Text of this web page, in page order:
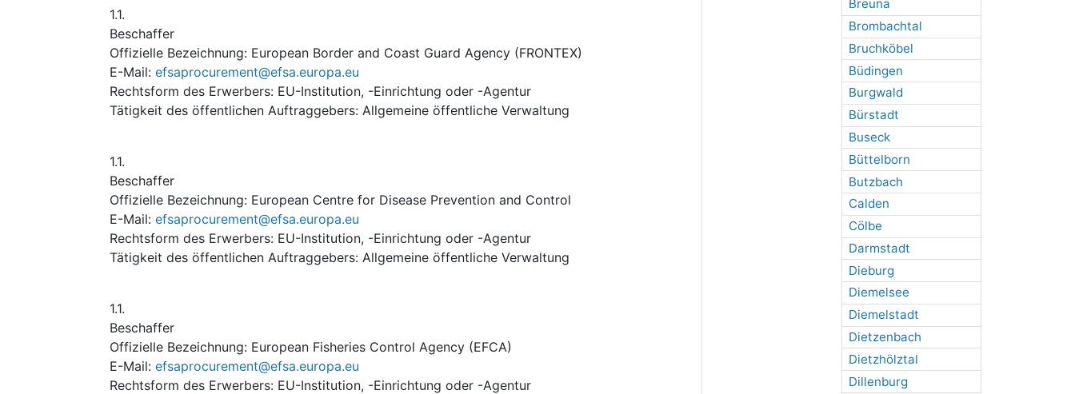
Breuna
Brombachtal
Bruchköbel
Büdingen
Burgwald
Bürstadt
Buseck
Büttelborn
Butzbach
Calden
Cölbe
Darmstadt
Dieburg
Diemelsee
Diemelstadt
Dietzenbach
Dietzhölztal
Dillenburg
1.1.
Beschaffer
Offizielle Bezeichnung: European Border and Coast Guard Agency (FRONTEX)
E-Mail: efsaprocurement@efsa.europa.eu
Rechtsform des Erwerbers: EU-Institution, -Einrichtung oder -Agentur
Tätigkeit des öffentlichen Auftraggebers: Allgemeine öffentliche Verwaltung
1.1.
Beschaffer
Offizielle Bezeichnung: European Centre for Disease Prevention and Control
E-Mail: efsaprocurement@efsa.europa.eu
Rechtsform des Erwerbers: EU-Institution, -Einrichtung oder -Agentur
Tätigkeit des öffentlichen Auftraggebers: Allgemeine öffentliche Verwaltung
1.1.
Beschaffer
Offizielle Bezeichnung: European Fisheries Control Agency (EFCA)
E-Mail: efsaprocurement@efsa.europa.eu
Rechtsform des Erwerbers: EU-Institution, -Einrichtung oder -Agentur